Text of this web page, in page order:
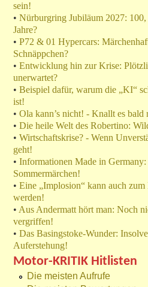
sein!
• Nürburgring Jubiläum 2027:
Jahre?
• P72 & 01 Hypercars:
Schnäppchen?
• Entwicklung hin zur Krise:
unerwartet?
• Beispiel dafür, warum die „KI“
ist!
• Ola kann’s nicht! - Knallt es
• Die heile Welt des Robertino:
• Wirtschaftskrise? - Wenn
geht!
• Informationen Made in
Sommermärchen!
• Eine „Implosion“ kann auch zum
werden!
• Aus Andermatt hört man: Noch
vergriffen!
• Das Basingstoke-Wunder:
Auferstehung!
Motor-KRITIK Hitlisten
Die meisten Aufrufe